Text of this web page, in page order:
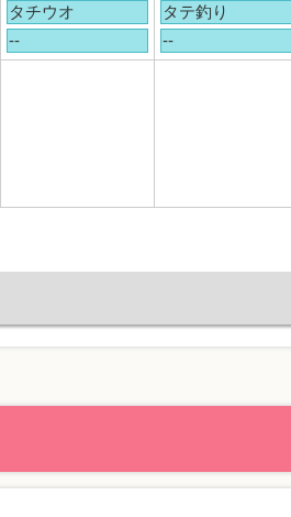
タチウオ
--
タテ釣り
--